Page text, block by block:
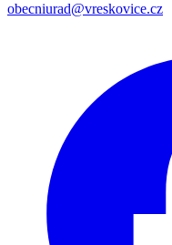
obecniurad@vreskovice.cz